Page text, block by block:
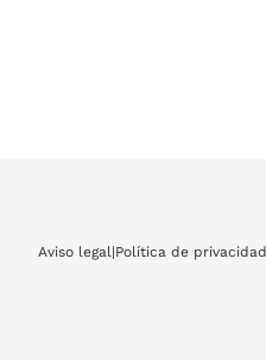
Aviso legal|Política de privacidad